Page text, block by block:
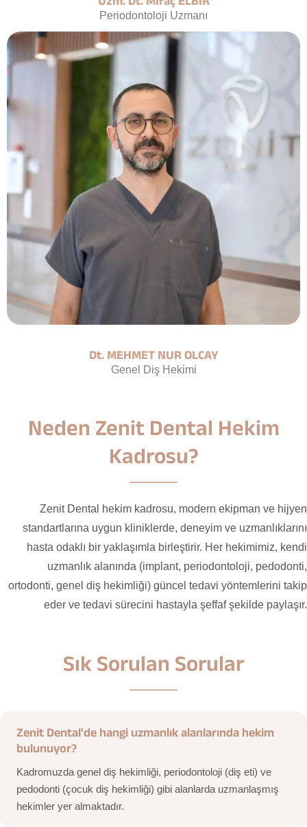
Periodontoloji Uzmanı
Dt. MEHMET NUR OLCAY
Genel Diş Hekimi
Neden Zenit Dental Hekim
Kadrosu?
Zenit Dental hekim kadrosu, modern ekipman ve hijyen
standartlarına uygun kliniklerde, deneyim ve uzmanlıklarını
hasta odaklı bir yaklaşımla birleştirir. Her hekimimiz, kendi
uzmanlık alanında (implant, periodontoloji, pedodonti,
ortodonti, genel diş hekimliği) güncel tedavi yöntemlerini takip
eder ve tedavi sürecini hastayla şeffaf şekilde paylaşır.
Sık Sorulan Sorular
Zenit Dental'de hangi uzmanlık alanlarında hekim
bulunuyor?
Kadromuzda genel diş hekimliği, periodontoloji (diş eti) ve
pedodonti (çocuk diş hekimliği) gibi alanlarda uzmanlaşmış
hekimler yer almaktadır.